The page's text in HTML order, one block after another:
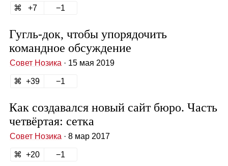
7 1
Гугль‑док, чтобы упорядочить
командное обсуждение
Совет Нозика · 15 мая 2019
39 1
Как создавался новый сайт бюро. Часть
четвёртая: сетка
Совет Нозика · 8 мар 2017
20 1